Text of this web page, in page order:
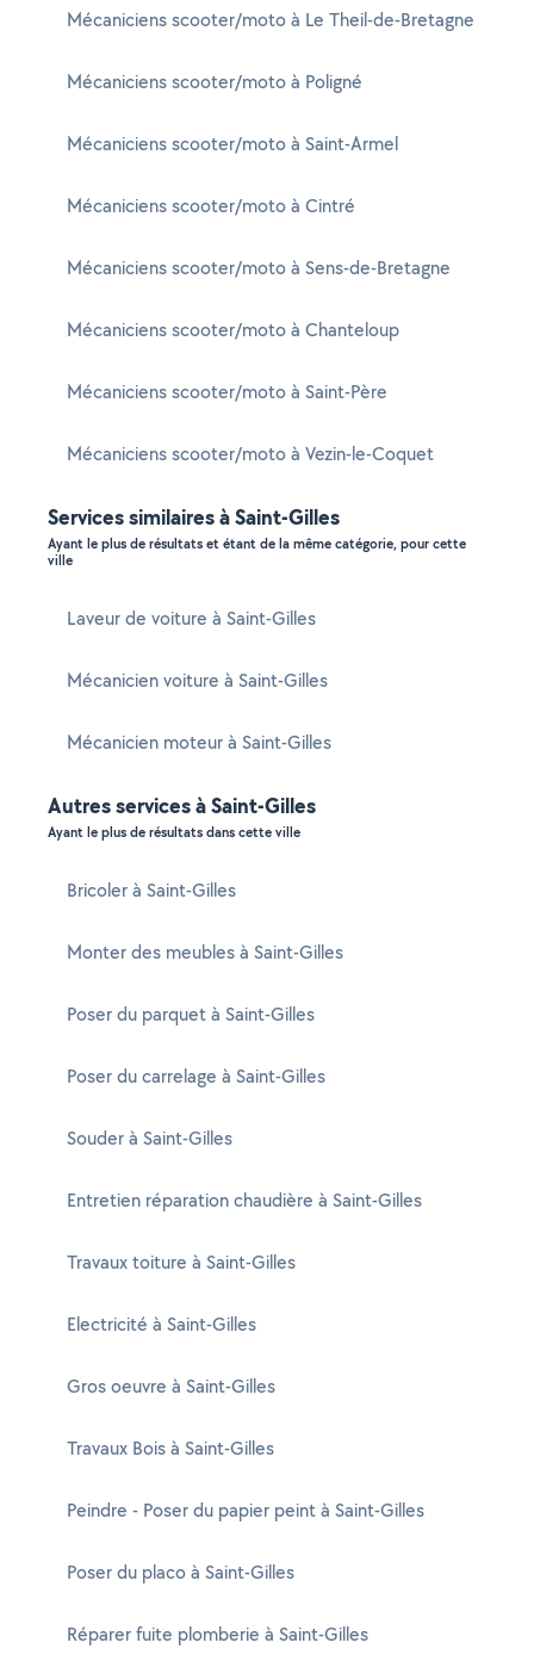
Mécaniciens scooter/moto à Le Theil-de-Bretagne
Mécaniciens scooter/moto à Poligné
Mécaniciens scooter/moto à Saint-Armel
Mécaniciens scooter/moto à Cintré
Mécaniciens scooter/moto à Sens-de-Bretagne
Mécaniciens scooter/moto à Chanteloup
Mécaniciens scooter/moto à Saint-Père
Mécaniciens scooter/moto à Vezin-le-Coquet
Services similaires à Saint-Gilles
Ayant le plus de résultats et étant de la même catégorie, pour cette
ville
Laveur de voiture à Saint-Gilles
Mécanicien voiture à Saint-Gilles
Mécanicien moteur à Saint-Gilles
Autres services à Saint-Gilles
Ayant le plus de résultats dans cette ville
Bricoler à Saint-Gilles
Monter des meubles à Saint-Gilles
Poser du parquet à Saint-Gilles
Poser du carrelage à Saint-Gilles
Souder à Saint-Gilles
Entretien réparation chaudière à Saint-Gilles
Travaux toiture à Saint-Gilles
Electricité à Saint-Gilles
Gros oeuvre à Saint-Gilles
Travaux Bois à Saint-Gilles
Peindre - Poser du papier peint à Saint-Gilles
Poser du placo à Saint-Gilles
Réparer fuite plomberie à Saint-Gilles